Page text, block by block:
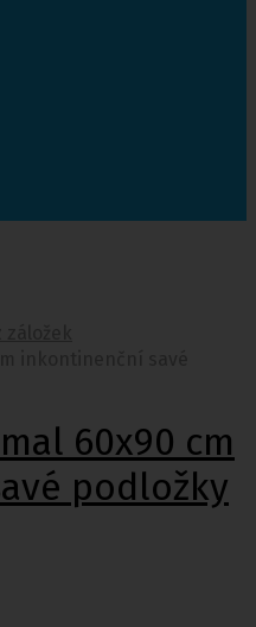
60x90 cm
podložky